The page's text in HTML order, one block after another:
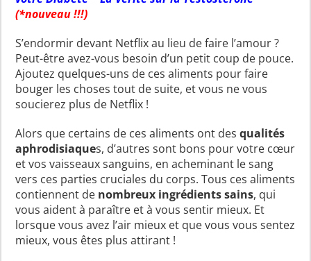
(*nouveau !!!)
S’endormir devant Netflix au lieu de faire l’amour ?
Peut-être avez-vous besoin d’un petit coup de pouce.
Ajoutez quelques-uns de ces aliments pour faire
bouger les choses tout de suite, et vous ne vous
soucierez plus de Netflix !
Alors que certains de ces aliments ont desqualités
aphrodisiaques, d’autres sont bons pour votre cœur
et vos vaisseaux sanguins, en acheminant le sang
vers ces parties cruciales du corps. Tous ces aliments
contiennent de nombreux ingrédients sains, qui
vous aident à paraître et à vous sentir mieux. Et
lorsque vous avez l’air mieux et que vous vous sentez
mieux, vous êtes plus attirant !